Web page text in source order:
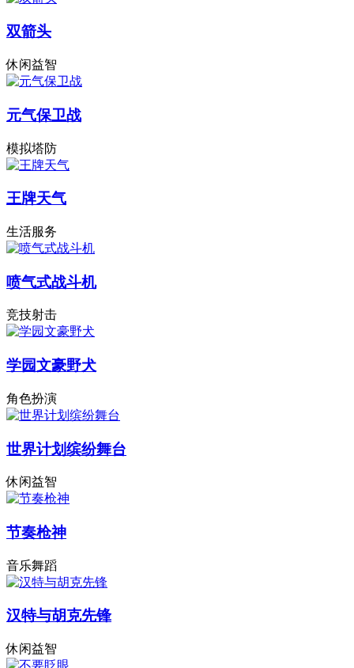
双箭头
休闲益智
元气保卫战
模拟塔防
王牌天气
生活服务
喷气式战斗机
竞技射击
学园文豪野犬
角色扮演
世界计划缤纷舞台
休闲益智
节奏枪神
音乐舞蹈
汉特与胡克先锋
休闲益智